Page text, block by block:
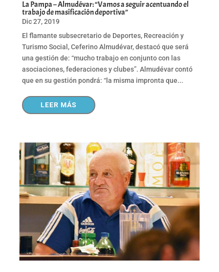
La Pampa – Almudévar: “Vamos a seguir acentuando el
trabajo de masificación deportiva”
Dic 27, 2019
El flamante subsecretario de Deportes, Recreación y
Turismo Social, Ceferino Almudévar, destacó que será
una gestión de: “mucho trabajo en conjunto con las
asociaciones, federaciones y clubes”. Almudévar contó
que en su gestión pondrá: “la misma impronta que...
LEER MÁS